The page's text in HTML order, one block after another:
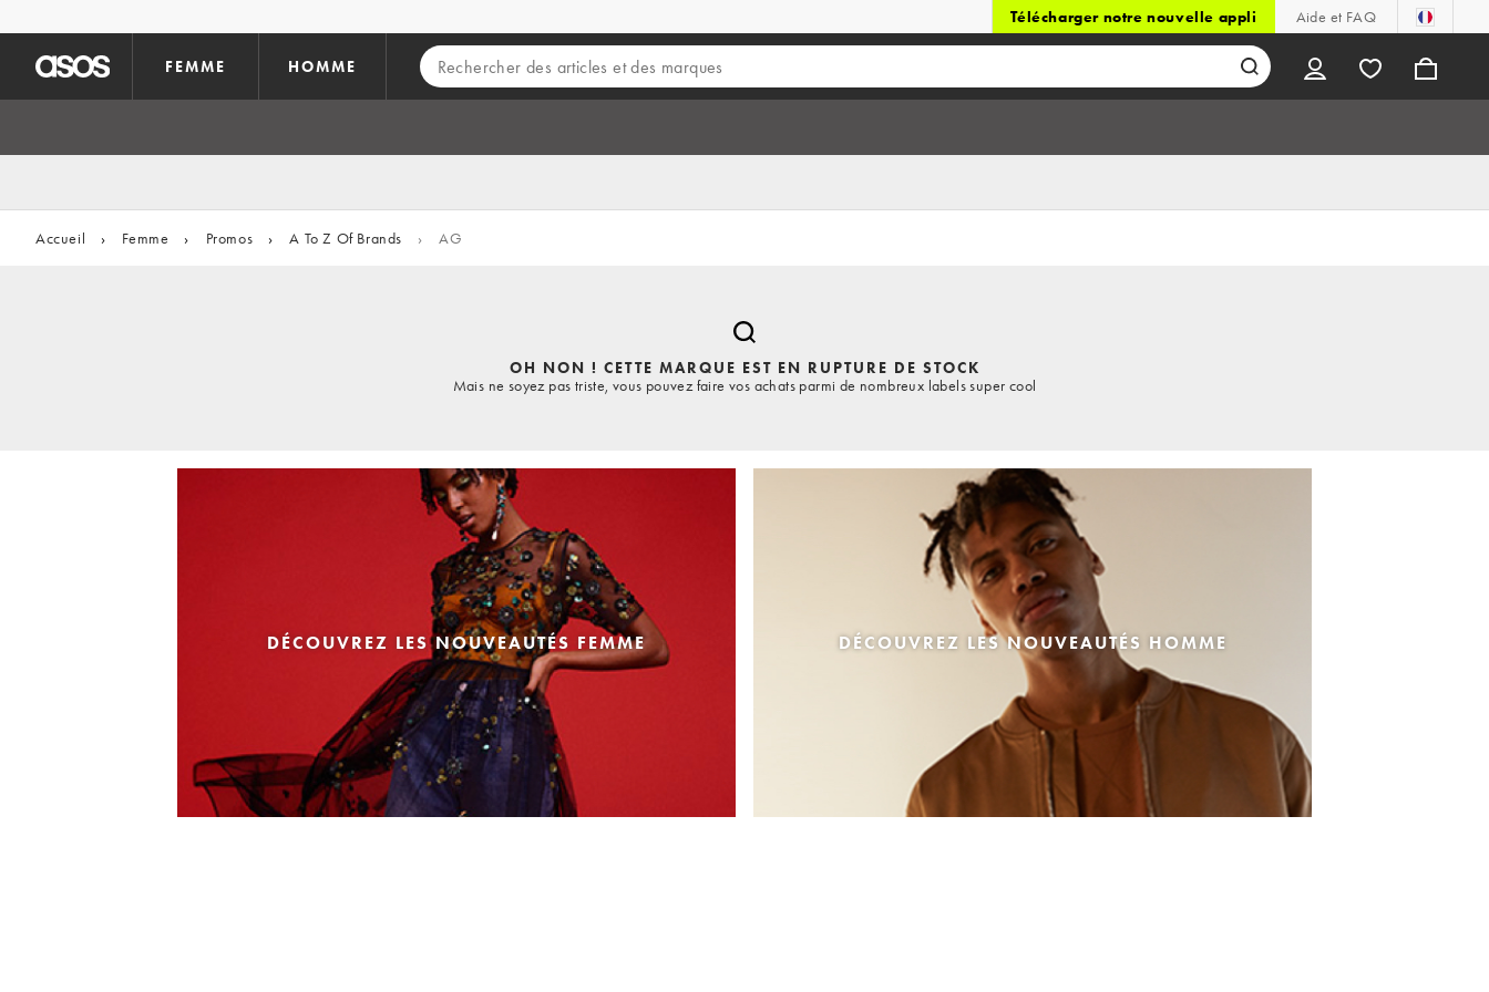
Télécharger notre nouvelle appli Aide et FAQ
FEMME HOMME
Accueil › Femme › Promos › A To Z Of Brands › AG
OH NON ! CETTE MARQUE EST EN RUPTURE DE STOCK
Mais ne soyez pas triste, vous pouvez faire vos achats parmi de nombreux labels super cool
DÉCOUVREZ LES NOUVEAUTÉS FEMME DÉCOUVREZ LES NOUVEAUTÉS HOMME